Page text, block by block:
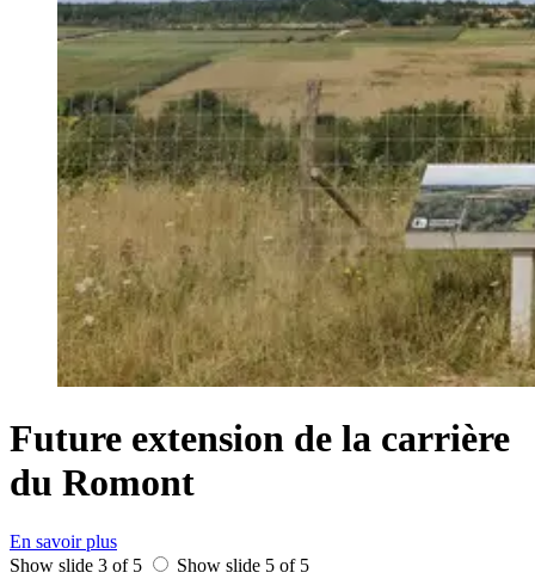
Future extension de la carrière
du Romont
En savoir plus
Show slide 3 of 5
Show slide 5 of 5